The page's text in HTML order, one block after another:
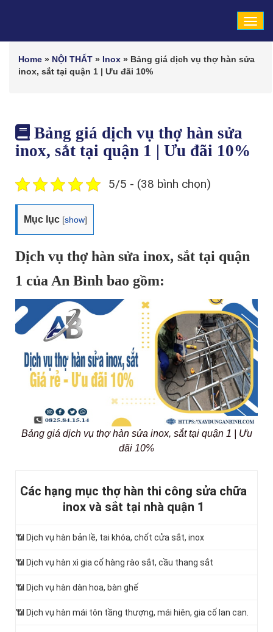
Home » NỘI THẤT » Inox » Bảng giá dịch vụ thợ hàn sửa
inox, sắt tại quận 1 | Ưu đãi 10%
Bảng giá dịch vụ thợ hàn sửa
inox, sắt tại quận 1 | Ưu đãi 10%
5/5 - (38 bình chọn)
Mục lục [show]
Dịch vụ thợ hàn sửa inox, sắt tại quận
1 của An Bình bao gồm:
Bảng giá dịch vụ thợ hàn sửa inox, sắt tại quận 1 | Ưu
đãi 10%
Các hạng mục thợ hàn thi công sửa chữa
inox và sắt tại nhà quận 1
📶 Dịch vụ hàn bản lề, tai khóa, chốt cửa sắt, inox
📶 Dịch vụ hàn xì gia cố hàng rào sắt, cầu thang sắt
📶 Dịch vụ hàn dàn hoa, bàn ghế
📶 Dịch vụ hàn mái tôn tầng thượng, mái hiên, gia cố lan can.